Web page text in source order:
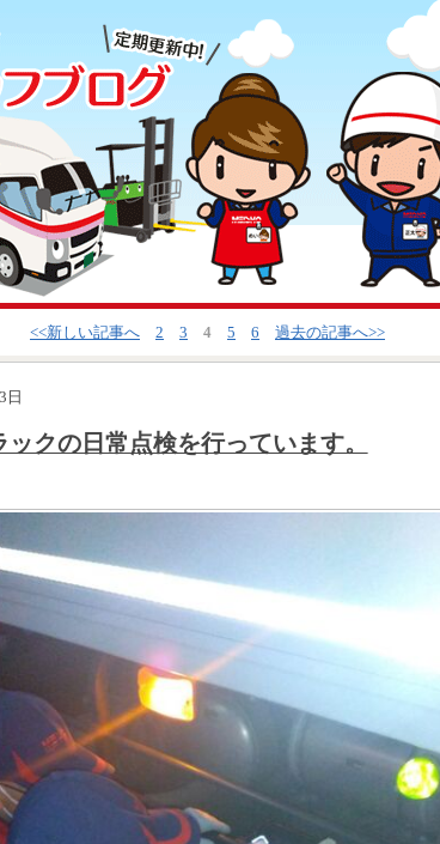
<<新しい記事へ 2 3 4 5 6 過去の記事へ>>
日
ックの日常点検を行っています。